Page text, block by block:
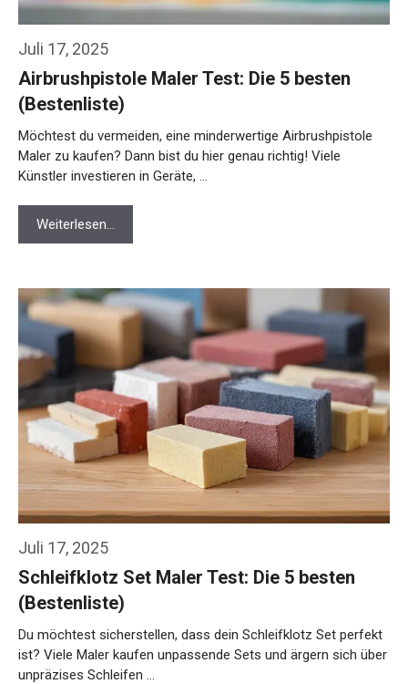
Juli 17, 2025
Airbrushpistole Maler Test: Die 5 besten
(Bestenliste)
Möchtest du vermeiden, eine minderwertige Airbrushpistole
Maler zu kaufen? Dann bist du hier genau richtig! Viele
Künstler investieren in Geräte, …
Weiterlesen…
Juli 17, 2025
Schleifklotz Set Maler Test: Die 5 besten
(Bestenliste)
Du möchtest sicherstellen, dass dein Schleifklotz Set perfekt
ist? Viele Maler kaufen unpassende Sets und ärgern sich über
unpräzises Schleifen …